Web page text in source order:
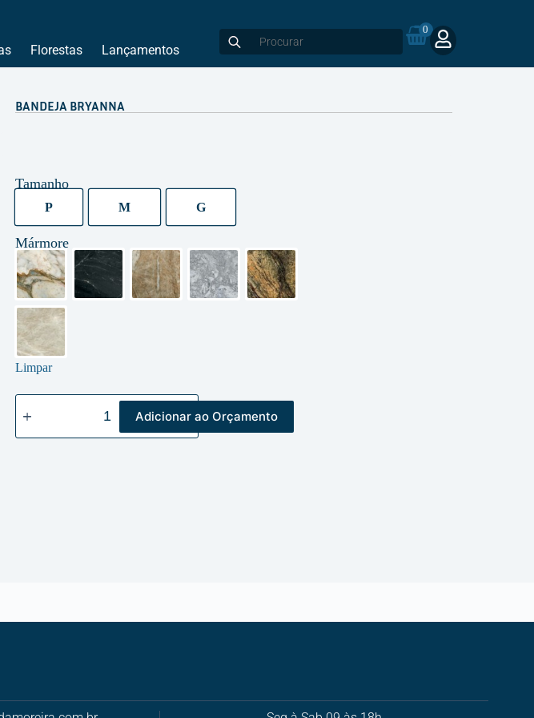
Florestas Lançamentos
0
BANDEJA BRYANNA
Tamanho
P
P M
M G
G
Mármore
Calacata Giorgio ArmaniNacarado Raffaelo Rain Forrest Green
Taj Mahal
Limpar
Adicionar ao Orçamento